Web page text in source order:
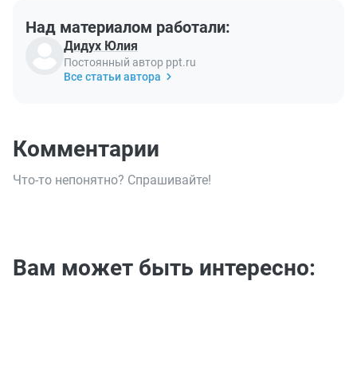
Над материалом работали:
Дидух Юлия
Постоянный автор ppt.ru
Все статьи автора
Комментарии
Что-то непонятно? Спрашивайте!
Вам может быть интересно: